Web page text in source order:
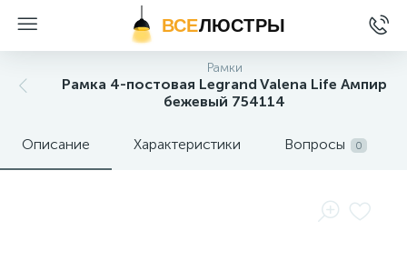
ВСЕЛЮСТРЫ
Рамки
Рамка 4-постовая Legrand Valena Life Ампир
бежевый 754114
Описание Характеристики Вопросы 0